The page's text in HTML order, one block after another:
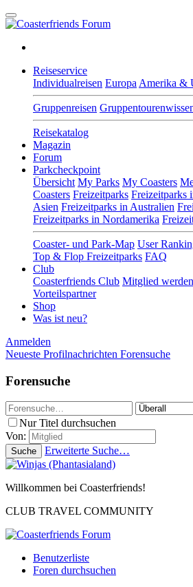
Reiseservice
Individualreisen Europa Amerika &
Gruppenreisen
Reisekatalog
Magazin
Forum
Parkcheckpoint
Übersicht My Parks My Coasters
Coasters Freizeitparks Freizeitparks
Asien Freizeitparks in Australien
Freizeitparks in Nordamerika
Coaster- und Park-Map User
Top & Flop Freizeitparks FAQ
Club
Coasterfriends Club Mitglied werden
Vorteilspartner
Shop
Was ist neu?
Anmelden
Neueste Profilnachrichten Forensuche
Forensuche
Nur Titel durchsuchen
Von:
Suche Erweiterte Suche…
Willkommen bei Coasterfriends!
CLUB TRAVEL COMMUNITY
Benutzerliste
Foren durchsuchen